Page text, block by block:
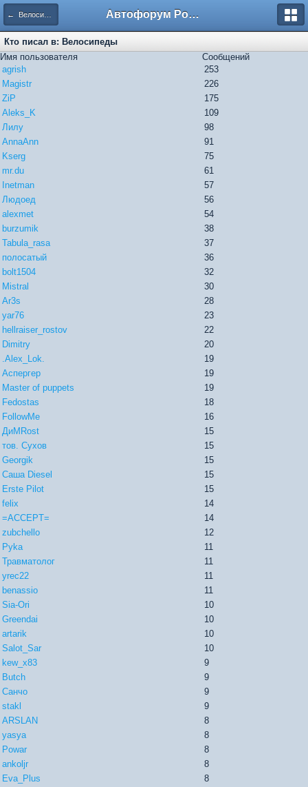
← Велосипеды Автофорум Ростова-на-Дону
Кто писал в: Велосипеды
Имя пользователя
Сообщений
agrish
253
Magistr
226
ZiP
175
Aleks_K
109
Лилу
98
AnnaAnn
91
Kserg
75
mr.du
61
Inetman
57
Людоед
56
alexmet
54
burzumik
38
Tabula_rasa
37
полосатый
36
bolt1504
32
Mistral
30
Ar3s
28
yar76
23
hellraiser_rostov
22
Dimitry
20
.Alex_Lok.
19
Аспергер
19
Master of puppets
19
Fedostas
18
FollowMe
16
ДиМRost
15
тов. Сухов
15
Georgik
15
Саша Diesel
15
Erste Pilot
15
felix
14
=ACCEPT=
14
zubchello
12
Pyka
11
Травматолог
11
yrec22
11
benassio
11
Sia-Ori
10
Greendai
10
artarik
10
Salot_Sar
10
kew_x83
9
Butch
9
Санчо
9
stakl
9
ARSLAN
8
yasya
8
Powar
8
ankoljr
8
Eva_Plus
8